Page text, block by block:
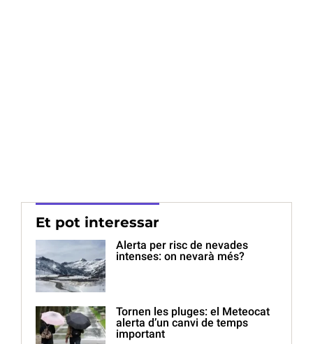
Et pot interessar
Alerta per risc de nevades
intenses: on nevarà més?
Tornen les pluges: el Meteocat
alerta d’un canvi de temps
important